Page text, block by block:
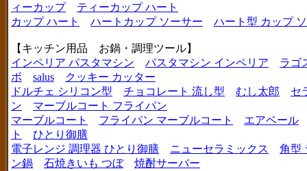
ィーカップ
ティーカップ ハート
カップ ハート
ハートカップ ソーサー ハート型 カップ
【キッチン用品 お鍋・調理ツール】
インペリア パスタマシン
パスタマシン インペリア
ラゴ
ボ
salus
クッキー カッター
ドルチェ シリコン型
チョコレート 流し型 むし太郎
セ
ン
マーブルコート フライパン
マーブルコート
フライパン マーブルコート
エアベール
ト
ひとり御膳
電子レンジ 調理器 ひとり御膳
ニューセラミックス
角型
ン鍋
石焼きいも つぼ
焼酎サーバー